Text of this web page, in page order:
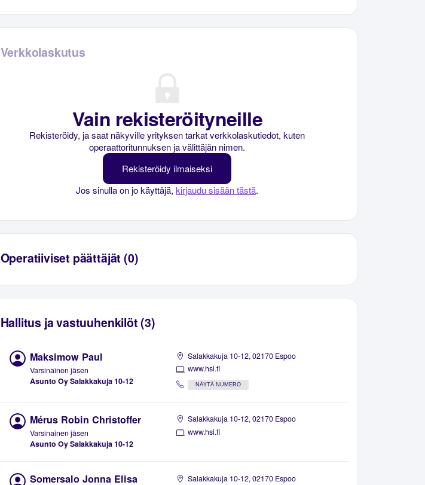
Verkkolaskutus
Vain rekisteröityneille
Rekisteröidy, ja saat näkyville yrityksen tarkat verkkolaskutiedot, kuten
operaattoritunnuksen ja välittäjän nimen.
Rekisteröidy ilmaiseksi
Jos sinulla on jo käyttäjä,kirjaudu sisään tästä.
Operatiiviset päättäjät (0)
Hallitus ja vastuuhenkilöt (3)
Maksimow Paul
Varsinainen jäsen
Asunto Oy Salakkakuja 10-12
Salakkakuja 10-12, 02170 Espoo
www.hsi.fi
NÄYTÄ NUMERO
Mérus Robin Christoffer
Varsinainen jäsen
Asunto Oy Salakkakuja 10-12
Salakkakuja 10-12, 02170 Espoo
www.hsi.fi
Somersalo Jonna Elisa Salakkakuja 10-12, 02170 Espoo